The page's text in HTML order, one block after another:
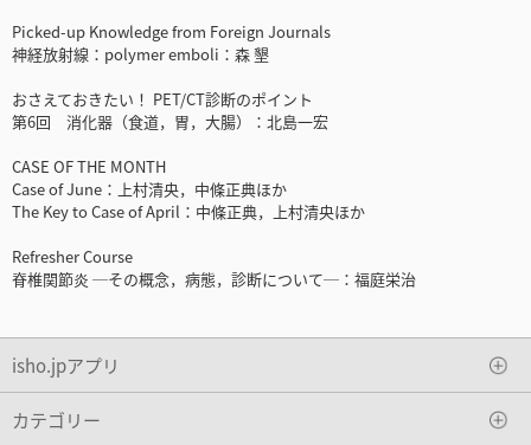
Picked-up Knowledge from Foreign Journals
神経放射線：polymer emboli：森 墾
おさえておきたい！ PET/CT診断のポイント
第6回 消化器（食道，胃，大腸）：北島一宏
CASE OF THE MONTH
Case of June：上村清央，中條正典ほか
The Key to Case of April：中條正典，上村清央ほか
Refresher Course
脊椎関節炎 ─その概念，病態，診断について─：福庭栄治
isho.jpアプリ
カテゴリー